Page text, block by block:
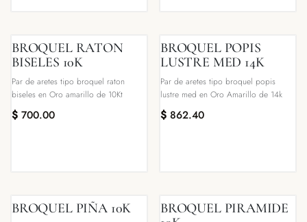
BROQUEL RATON
BISELES 10K
Par de aretes tipo broquel raton
biseles en Oro amarillo de 10Kt
$ 700.00
BROQUEL POPIS
LUSTRE MED 14K
Par de aretes tipo broquel popis
lustre med en Oro Amarillo de 14k
$ 862.40
BROQUEL PIÑA 10K
BROQUEL PIRAMIDE